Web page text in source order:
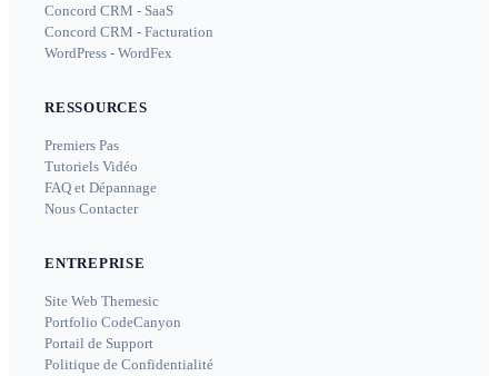
Concord CRM - SaaS
Concord CRM - Facturation
WordPress - WordFex
RESSOURCES
Premiers Pas
Tutoriels Vidéo
FAQ et Dépannage
Nous Contacter
ENTREPRISE
Site Web Themesic
Portfolio CodeCanyon
Portail de Support
Politique de Confidentialité